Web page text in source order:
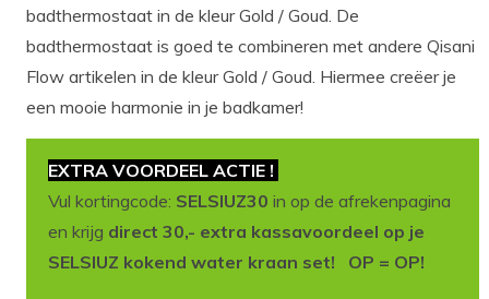
badthermostaat in de kleur Gold / Goud. De
badthermostaat is goed te combineren met andere Qisani
Flow artikelen in de kleur Gold / Goud. Hiermee creëer je
een mooie harmonie in je badkamer!
EXTRA VOORDEEL ACTIE !
Vul kortingcode: SELSIUZ30 in op de afrekenpagina
en krijg direct 30,- extra kassavoordeel op je
SELSIUZ kokend water kraan set! OP = OP!